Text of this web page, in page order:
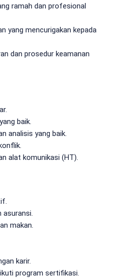
ramah dan profesional
yang mencurigakan kepada
dan prosedur keamanan
baik.
analisis yang baik.
alat komunikasi (HT).
asuransi.
makan.
karir.
program sertifikasi.